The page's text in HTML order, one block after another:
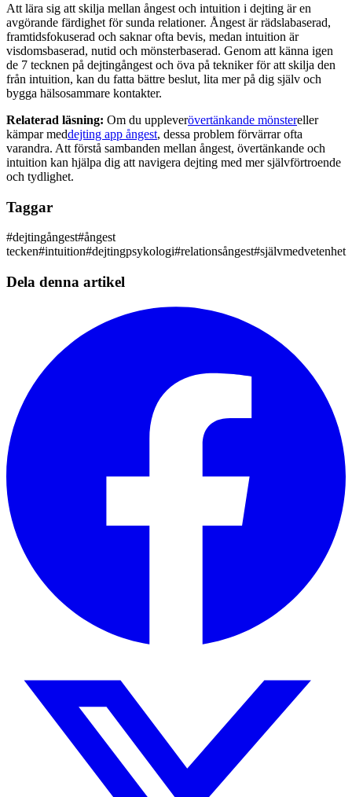
Att lära sig att skilja mellan ångest och intuition i dejting är en
avgörande färdighet för sunda relationer. Ångest är rädslabaserad,
framtidsfokuserad och saknar ofta bevis, medan intuition är
visdomsbaserad, nutid och mönsterbaserad. Genom att känna igen
de 7 tecknen på dejtingångest och öva på tekniker för att skilja den
från intuition, kan du fatta bättre beslut, lita mer på dig själv och
bygga hälsosammare kontakter.
Relaterad läsning: Om du uppleverövertänkande mönstereller
kämpar meddejting app ångest, dessa problem förvärrar ofta
varandra. Att förstå sambanden mellan ångest, övertänkande och
intuition kan hjälpa dig att navigera dejting med mer självförtroende
och tydlighet.
Taggar
#dejtingångest#ångest
tecken#intuition#dejtingpsykologi#relationsångest#självmedvetenhet
Dela denna artikel